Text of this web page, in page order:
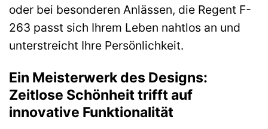
oder bei besonderen Anlässen, die Regent F-
263 passt sich Ihrem Leben nahtlos an und
unterstreicht Ihre Persönlichkeit.
Ein Meisterwerk des Designs:
Zeitlose Schönheit trifft auf
innovative Funktionalität